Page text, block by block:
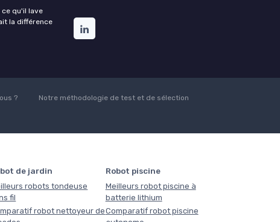
qu'il lave
la différence
?
Notre méthodologie de test et de sélection
de jardin
robots tondeuse
fil
robot nettoyeur de
Robot piscine
Meilleurs robot piscine à
batterie lithium
Comparatif robot piscine